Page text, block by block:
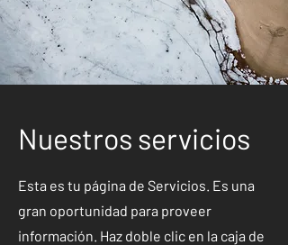
Nuestros servicios
Esta es tu página de Servicios. Es una
gran oportunidad para proveer
información. Haz doble clic en la caja de